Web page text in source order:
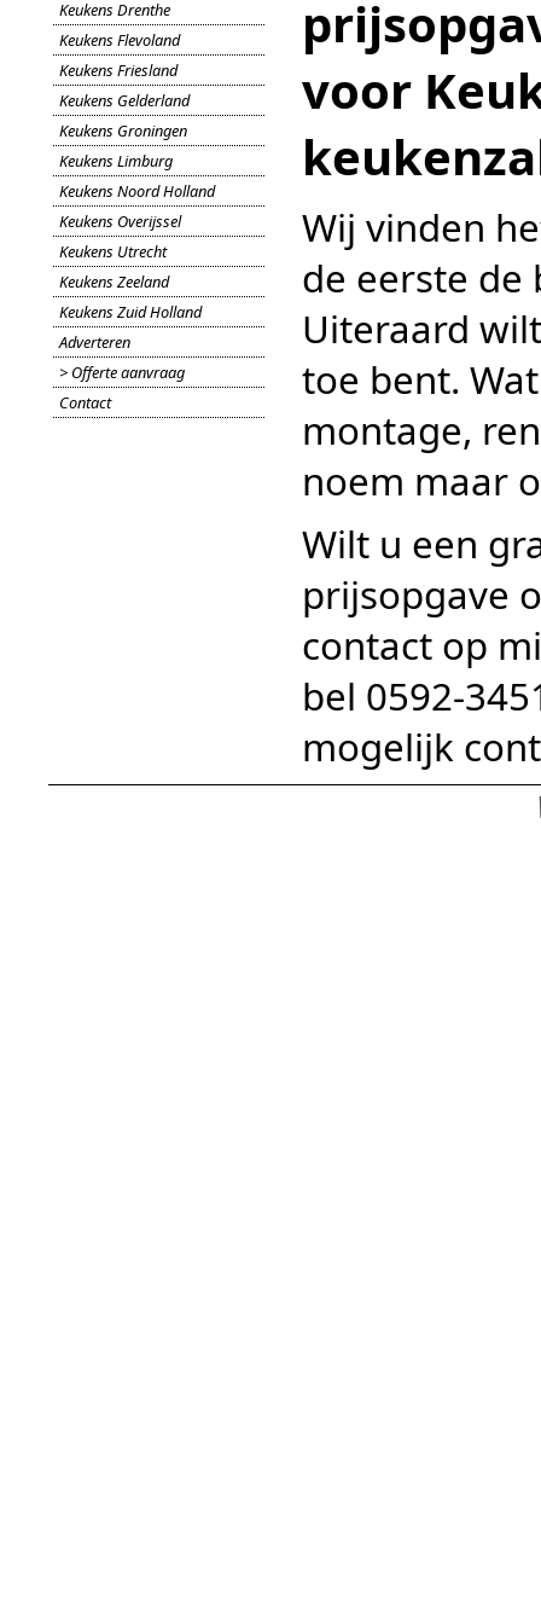
Keukens Drenthe
Keukens Flevoland
Keukens Friesland
Keukens Gelderland
Keukens Groningen
Keukens Limburg
Keukens Noord Holland
Keukens Overijssel
Keukens Utrecht
Keukens Zeeland
Keukens Zuid Holland
Adverteren
> Offerte aanvraag
Contact
voor
Wij vinden
de eerste de
Uiteraard
toe bent.
montage,
noem maar
Wilt u een
prijsopgave
contact op
bel 0592-
mogelijk